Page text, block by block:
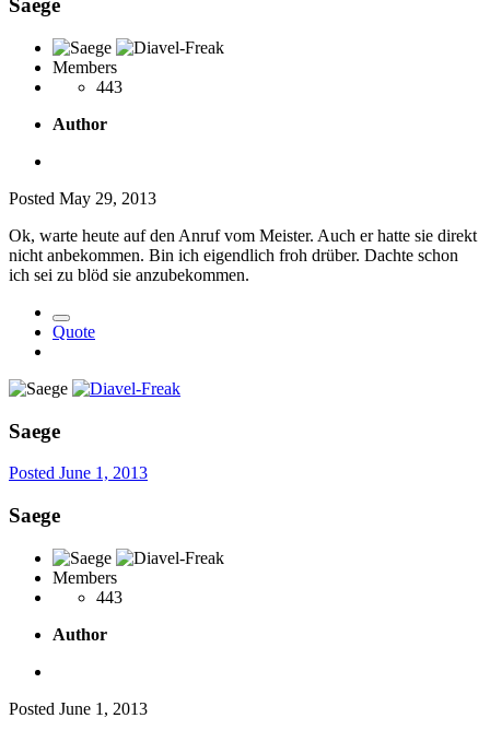
Saege
Members
443
Author
Posted May 29, 2013
Ok, warte heute auf den Anruf vom Meister. Auch er hatte sie direkt
nicht anbekommen. Bin ich eigendlich froh drüber. Dachte schon
ich sei zu blöd sie anzubekommen.
Quote
Saege
Posted June 1, 2013
Saege
Members
443
Author
Posted June 1, 2013